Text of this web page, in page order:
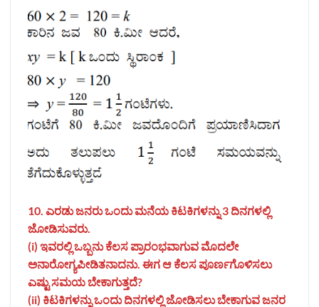
10. ಎರಡು ಜನರು ಒಂದು ಮನೆಯ ಕಿಟಕಿಗಳನ್ನು 3 ದಿನಗಳಲ್ಲಿ
ಜೋಡಿಸುವರು.
(i) ಇವರಲ್ಲಿ ಒಬ್ಬನು ಕೆಲಸ ಪ್ರಾರಂಭವಾಗುವ ಮೊದಲೇ
ಅನಾರೋಗ್ಯಪೀಡಿತನಾದನು. ಈಗ ಆ ಕೆಲಸ ಪೂರ್ಣಗೊಳಿಸಲು
ಎಷ್ಟು ಸಮಯ ಬೇಕಾಗುತ್ತದೆ?
(ii) ಕಿಟಕಿಗಳನ್ನು ಒಂದು ದಿನಗಳಲ್ಲಿ ಜೋಡಿಸಲು ಬೇಕಾಗುವ ಜನರ